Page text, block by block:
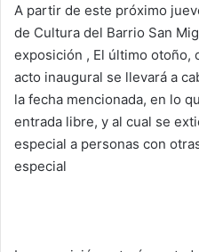
A partir de este próximo
de Cultura del Barrio San
exposición , El último otoño,
acto inaugural se llevará a
la fecha mencionada, en lo
entrada libre, y al cual se
especial a personas con
especial